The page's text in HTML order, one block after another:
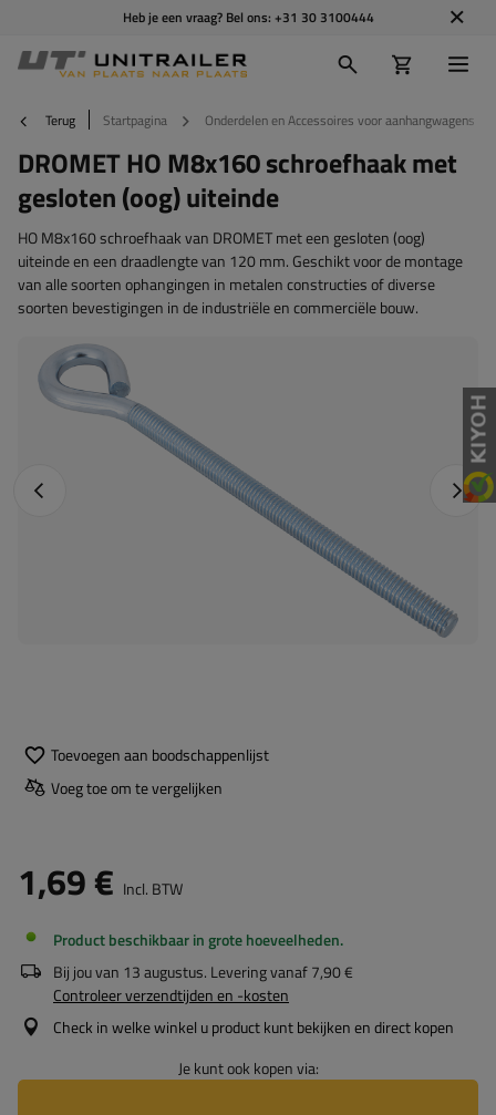
Heb je een vraag? Bel ons: +31 30 3100444
Terug Startpagina Onderdelen en Accessoires voor aanhangwagens
DROMET HO M8x160 schroefhaak met
gesloten (oog) uiteinde
HO M8x160 schroefhaak van DROMET met een gesloten (oog)
uiteinde en een draadlengte van 120 mm. Geschikt voor de montage
van alle soorten ophangingen in metalen constructies of diverse
soorten bevestigingen in de industriële en commerciële bouw.
Vorige foto
Toevoegen aan boodschappenlijst
Voeg toe om te vergelijken
1,69 € Incl. BTW
Product beschikbaar in grote hoeveelheden
Bij jou van 13 augustus. Levering vanaf7,90 €
Controleer verzendtijden en -kosten
Check in welke winkel u product kunt bekijken en direct kopen
Je kunt ook kopen via: